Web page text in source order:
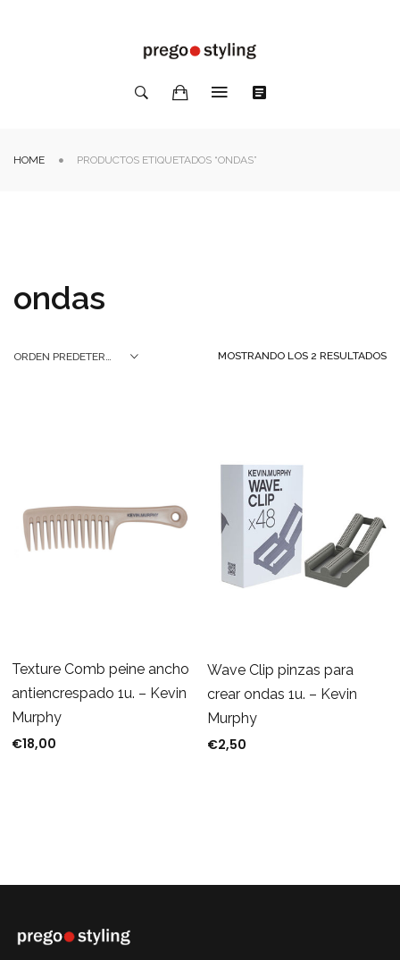
HOME PRODUCTOS ETIQUETADOS “ONDAS”
ondas
MOSTRANDO LOS 2 RESULTADOS
ORDEN PREDETERMINADO
Texture Comb peine ancho
antiencrespado 1u. – Kevin
Murphy
€18,00
Wave Clip pinzas para
crear ondas 1u. – Kevin
Murphy
€2,50